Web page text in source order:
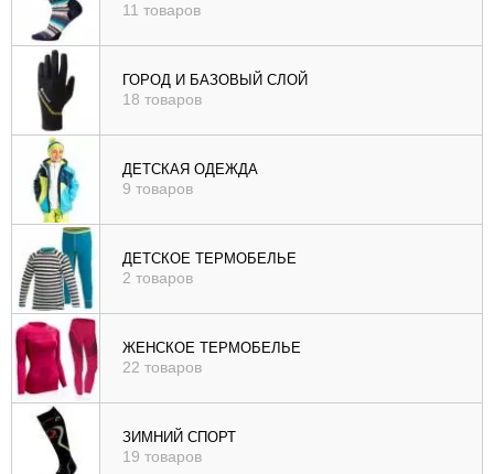
убыв
11 товаров
ГОРОД И БАЗОВЫЙ СЛОЙ
18 товаров
ДЕТСКАЯ ОДЕЖДА
9 товаров
ДЕТСКОЕ ТЕРМОБЕЛЬЕ
2 товаров
ЖЕНСКОЕ ТЕРМОБЕЛЬЕ
22 товаров
ЗИМНИЙ СПОРТ
19 товаров